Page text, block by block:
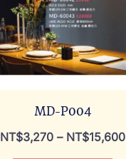
MD-P004
NT$3,270 – NT$15,600